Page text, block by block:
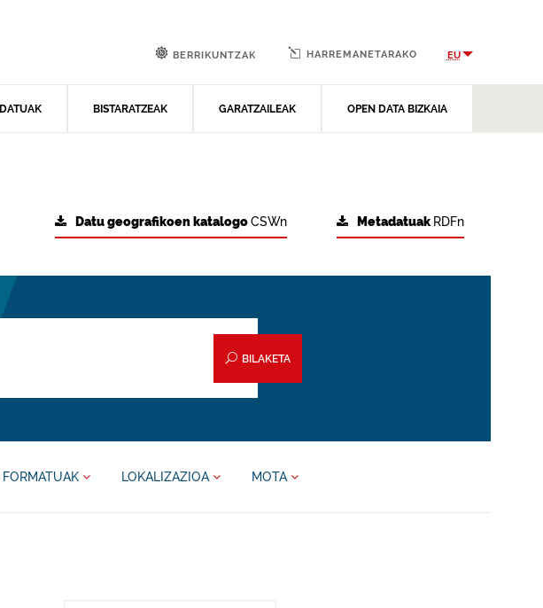
DATUAK BISTARATZEAK GARATZAILEAK OPEN DATA BIZKAIA
BERRIKUNTZAK HARREMANETARAKO EU
Metadatuak RDFn
Datu geografikoen katalogoCSWn
BILAKETA
FORMATUAK LOKALIZAZIOA MOTA